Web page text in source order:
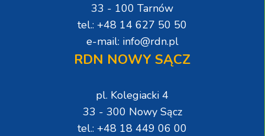
33 - 100 Tarnów
tel.: +48 14 627 50 50
e-mail: info@rdn.pl
RDN NOWY SĄCZ
pl. Kolegiacki 4
33 - 300 Nowy Sącz
tel.: +48 18 449 06 00